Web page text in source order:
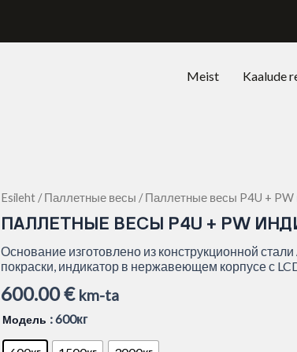
Meist Kaalude
Esileht /Паллетные весы / Паллетные весы P4U + PW
ПАЛЛЕТНЫЕ ВЕСЫ P4U + PW
Основание изготовлено из конструкционной
покраски, индикатор в нержавеющем корпусе с
600.00€ km-ta
Модель : 600кг
Паллетные
P4U
+
PW
индикатор
kogus